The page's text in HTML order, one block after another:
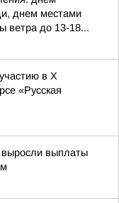
днем местами
ветра до 13-18...
в X
«Русская
выплаты